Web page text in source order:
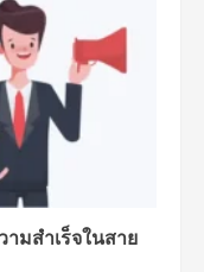
มสำเร็จในสาย